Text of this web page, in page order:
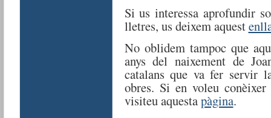
Si us interessa aprofundir
lletres, us deixem aquest
No oblidem tampoc que
anys del naixement de
catalans que va fer servir
obres. Si en voleu
visiteu aquestapàgina.